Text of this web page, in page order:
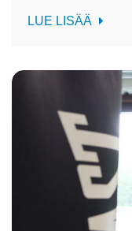
LUE LISÄÄ